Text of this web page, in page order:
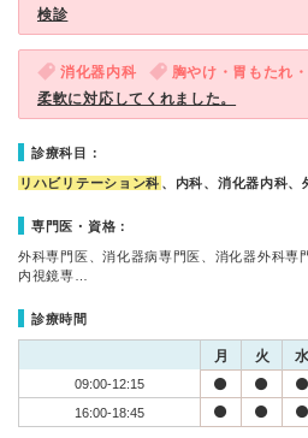
検診
消化器内科 胸やけ・胃もたれ
柔軟に対応してくれました。
診療科目：
リハビリテーション科 、内科、消化器内科、
専門医・資格：
外科専門医、消化器病専門医、消化器外科専
内視鏡専…
診療時間
月 火 水
09:00-12:15
16:00-18:45